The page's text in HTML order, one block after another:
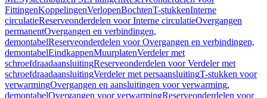
FittingenKoppelingenVerlopenBochtenT-stukkenInterne
circulatieReserveonderdelen voor Interne circulatieOvergangen
permanentOvergangen en verbindingen,
demontabelReserveonderdelen voor Overgangen en verbindingen,
demontabelEindkappenMuurplatenVerdeler met
schroefdraadaansluitingReserveonderdelen voor Verdeler met
schroefdraadaansluitingVerdeler met persaansluitingT-stukken voor
verwarmingOvergangen en aansluitingen voor verwarming,
demontabelOvergangen voor verwarmingReserveonderdelen voor